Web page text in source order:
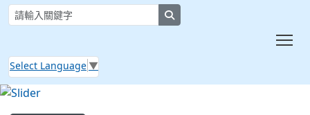
Select Language ▼